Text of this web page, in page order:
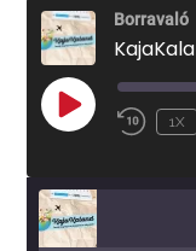
Borravaló
PLAY
EPISODE
1X